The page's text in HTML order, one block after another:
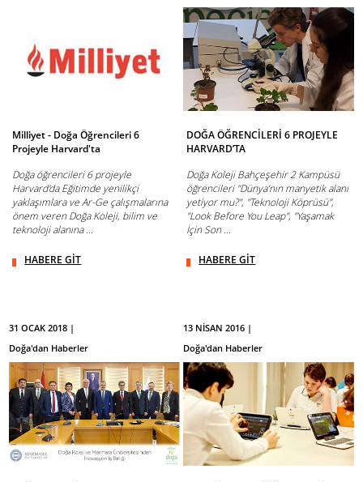
Milliyet - Doğa Öğrencileri 6
Projeyle Harvard'ta
Doğa öğrencileri 6 projeyle
Harvard'da Eğitimde yenilikçi
yaklaşımlara ve Ar-Ge çalışmalarına
önem veren Doğa Koleji, bilim ve
teknoloji alanına ...
HABERE GİT
DOĞA ÖĞRENCİLERİ 6 PROJEYLE
HARVARD’TA
Doğa Koleji Bahçeşehir 2 Kampüsü
öğrencileri "Dünya’nın manyetik alanı
yetiyor mu?", "Teknoloji Köprüsü",
"Look Before You Leap", "Yaşamak
İçin Son ...
HABERE GİT
31 OCAK 2018 |
Doğa'dan Haberler
13 NİSAN 2016 |
Doğa'dan Haberler